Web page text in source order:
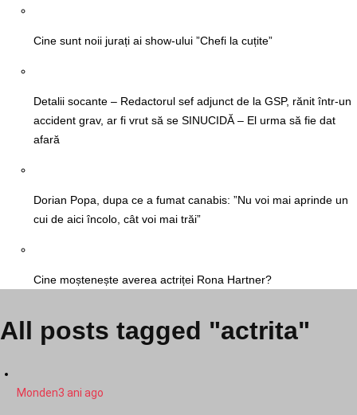
Cine sunt noii jurați ai show-ului ”Chefi la cuțite”
Detalii socante – Redactorul sef adjunct de la GSP, rănit într-un
accident grav, ar fi vrut să se SINUCIDĂ – El urma să fie dat
afară
Dorian Popa, dupa ce a fumat canabis: ”Nu voi mai aprinde un
cui de aici încolo, cât voi mai trăi”
Cine moștenește averea actriței Rona Hartner?
All posts tagged "actrita"
Monden3 ani ago